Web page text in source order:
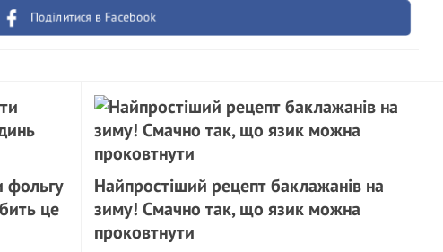
Поділитися в Facebook
фольгу
це
Найпростіший рецепт баклажанів на
зиму! Смачно так, що язик можна
проковтнути